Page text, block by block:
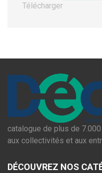
Télécharger
catalogue de plus de
aux collectivités et aux
DÉCOUVREZ NOS